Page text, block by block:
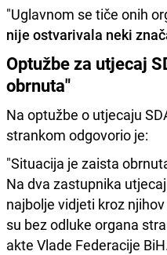
"Uglavnom se tiče onih
nije ostvarivala neki
Optužbe za utjecaj
obrnuta"
Na optužbe o utjecaju
strankom odgovorio je:
"Situacija je zaista
Na dva zastupnika
najbolje vidjeti kroz
su bez odluke organa
akte Vlade Federacije